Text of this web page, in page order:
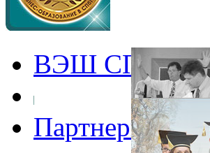
ВЭШ СПбГЭУ
Партнеры